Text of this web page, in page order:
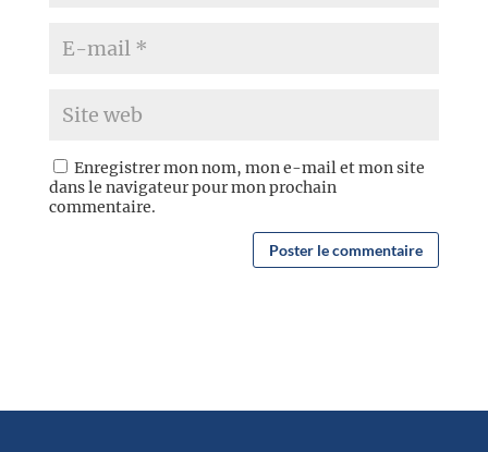
Enregistrer mon nom, mon e-mail et mon site
dans le navigateur pour mon prochain
commentaire.